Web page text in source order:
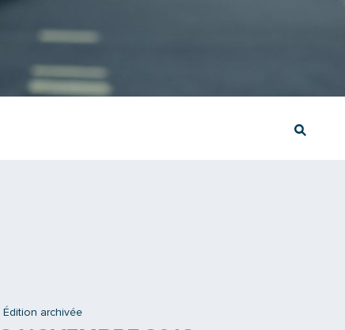
Édition archivée